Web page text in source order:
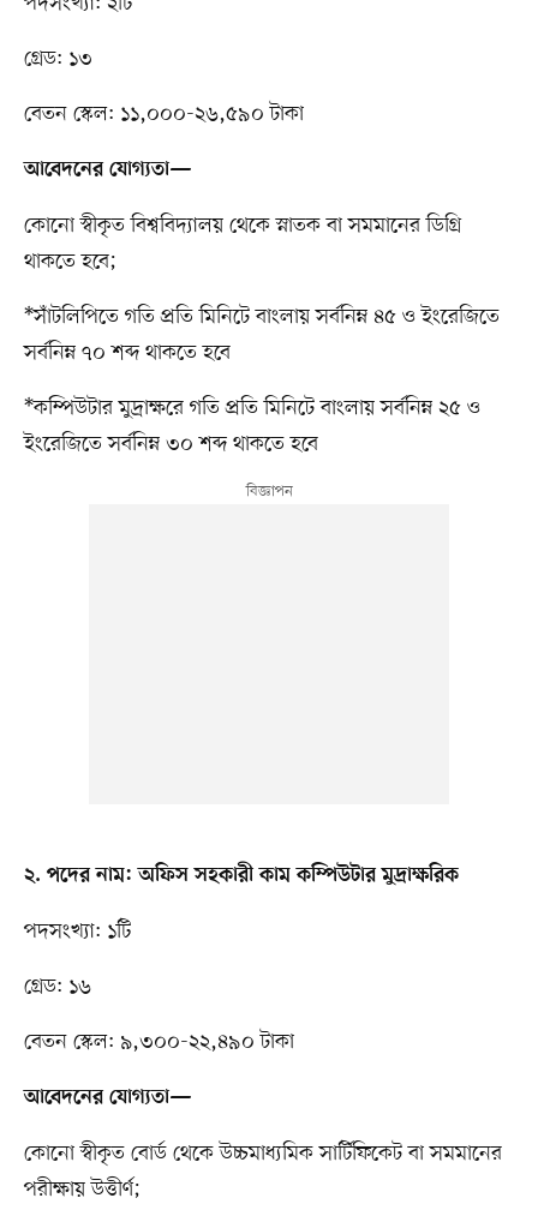
গ্রেড: ১৩
বেতন স্কেল: ১১,০০০-২৬,৫৯০ টাকা
আবেদনের যোগ্যতা—
কোনো স্বীকৃত বিশ্ববিদ্যালয় থেকে স্নাতক বা সমমানের ডিগ্রি
থাকতে হবে;
*সাঁটলিপিতে গতি প্রতি মিনিটে বাংলায় সর্বনিম্ন ৪৫ ও ইংরেজিতে
সর্বনিম্ন ৭০ শব্দ থাকতে হবে
*কম্পিউটার মুদ্রাক্ষরে গতি প্রতি মিনিটে বাংলায় সর্বনিম্ন ২৫ ও
ইংরেজিতে সর্বনিম্ন ৩০ শব্দ থাকতে হবে
২. পদের নাম: অফিস সহকারী কাম কম্পিউটার মুদ্রাক্ষরিক
পদসংখ্যা: ১টি
গ্রেড: ১৬
বেতন স্কেল: ৯,৩০০-২২,৪৯০ টাকা
আবেদনের যোগ্যতা—
কোনো স্বীকৃত বোর্ড থেকে উচ্চমাধ্যমিক সার্টিফিকেট বা সমমানের
পরীক্ষায় উত্তীর্ণ;